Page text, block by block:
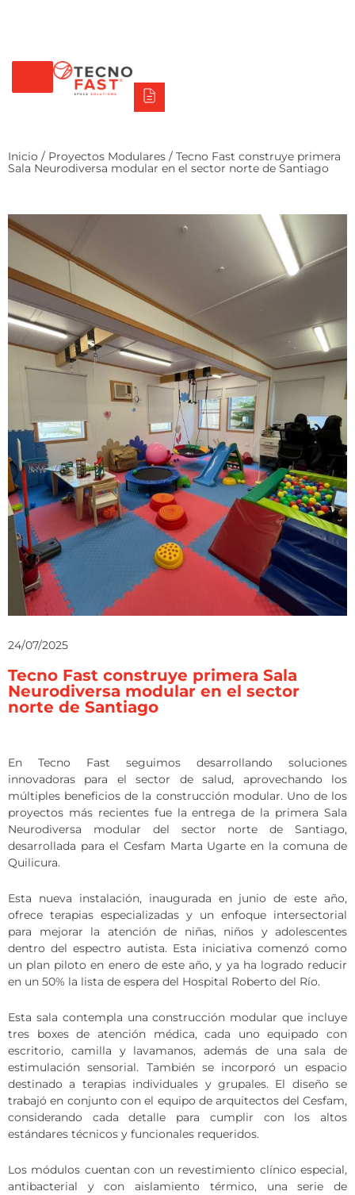
Inicio / Proyectos Modulares / Tecno Fast construye primera
Sala Neurodiversa modular en el sector norte de Santiago
24/07/2025
Tecno Fast construye primera Sala
Neurodiversa modular en el sector
norte de Santiago
En Tecno Fast seguimos desarrollando soluciones
innovadoras para el sector de salud, aprovechando los
múltiples beneficios de la construcción modular. Uno de los
proyectos más recientes fue la entrega de la primera Sala
Neurodiversa modular del sector norte de Santiago,
desarrollada para el Cesfam Marta Ugarte en la comuna de
Quilicura.
Esta nueva instalación, inaugurada en junio de este año,
ofrece terapias especializadas y un enfoque intersectorial
para mejorar la atención de niñas, niños y adolescentes
dentro del espectro autista. Esta iniciativa comenzó como
un plan piloto en enero de este año, y ya ha logrado reducir
en un 50% la lista de espera del Hospital Roberto del Río.
Esta sala contempla una construcción modular que incluye
tres boxes de atención médica, cada uno equipado con
escritorio, camilla y lavamanos, además de una sala de
estimulación sensorial. También se incorporó un espacio
destinado a terapias individuales y grupales. El diseño se
trabajó en conjunto con el equipo de arquitectos del Cesfam,
considerando cada detalle para cumplir con los altos
estándares técnicos y funcionales requeridos.
Los módulos cuentan con un revestimiento clínico especial,
antibacterial y con aislamiento térmico, una serie de